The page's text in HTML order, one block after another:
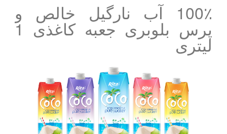
100٪ آب نارگیل خالص و
پرس بلوبری جعبه کاغذی 1
لیتری